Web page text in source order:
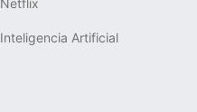
Netflix
Inteligencia Artificial